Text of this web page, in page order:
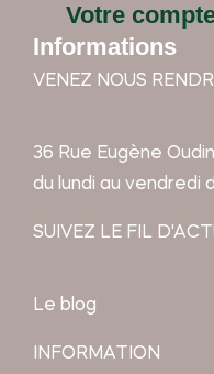
Votre
Informations
VENEZ NOUS
36 Rue Eugène
du lundi au vendredi
SUIVEZ LE FIL
Le blog
INFORMATION